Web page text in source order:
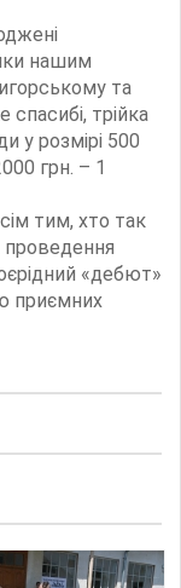
нашим
та
трійка
у розмірі 500
грн. – 1
тим, хто так
проведення
«дебют»
приємних